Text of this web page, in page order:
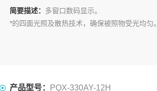
简要描述： 多窗口数码显示。
*的四面光照及散热技术，确保被照物受光均匀。
产品型号： PQX-330AY-12H